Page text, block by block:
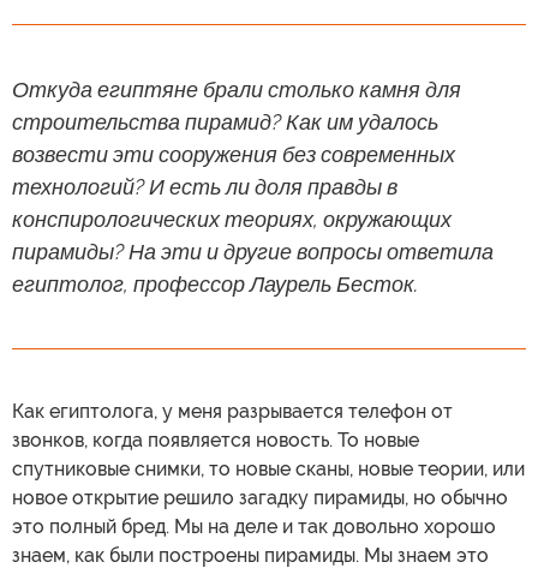
Откуда египтяне брали столько камня для
строительства пирамид? Как им удалось
возвести эти сооружения без современных
технологий? И есть ли доля правды в
конспирологических теориях, окружающих
пирамиды? На эти и другие вопросы ответила
египтолог, профессор Лаурель Бесток.
Как египтолога, у меня разрывается телефон от
звонков, когда появляется новость. То новые
спутниковые снимки, то новые сканы, новые теории, или
новое открытие решило загадку пирамиды, но обычно
это полный бред. Мы на деле и так довольно хорошо
знаем, как были построены пирамиды. Мы знаем это